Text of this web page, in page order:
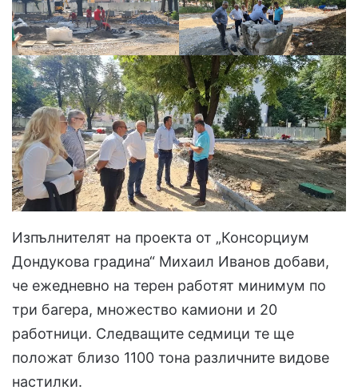
Изпълнителят на проекта от „Консорциум
Дондукова градина“ Михаил Иванов добави,
че ежедневно на терен работят минимум по
три багера, множество камиони и 20
работници. Следващите седмици те ще
положат близо 1100 тона различните видове
настилки.